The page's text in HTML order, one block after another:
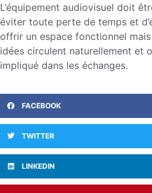
L’équipement audiovisuel doit
éviter toute perte de temps et
offrir un espace fonctionnel
idées circulent naturellement et
impliqué dans les échanges.
FACEBOOK
TWITTER
LINKEDIN